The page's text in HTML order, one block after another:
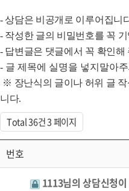
- 상담은 비공개로 이루어집니
- 작성한 글의 비밀번호를 꼭
- 답변글은 댓글에서 꼭 확인해
- 글 제목에 실명을 넣지말아
※ 장난식의 글이나 허위 글
니다.
Total 36건3 페이지
번호
1113님의 상담신청